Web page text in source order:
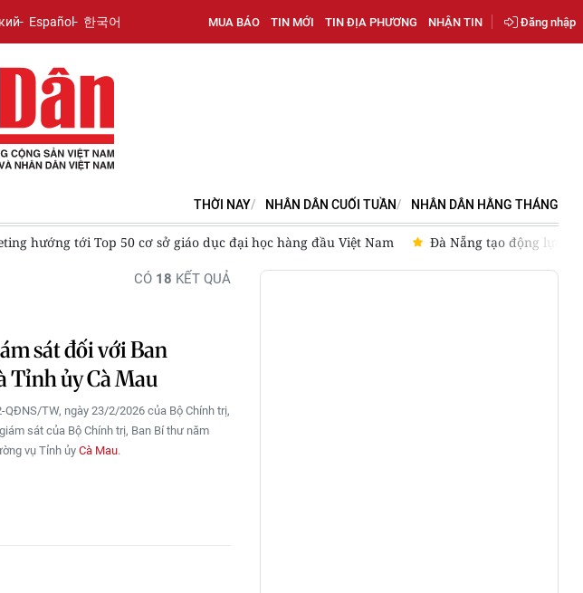
Español 한국어 MUA BÁO TIN MỚI TIN ĐỊA PHƯƠNG NHẬN TIN Đăng nhập
THỜI NAY NHÂN DÂN CUỐI TUẦN NHÂN DÂN HẰNG THÁNG
Đà Nẵng tạo động lực phát triển ngành dược liệu [Ảnh] Ngày hội câu lạc bộ
CÓ 18 KẾT QUẢ
sát đối với Ban
Tỉnh ủy Cà Mau
TW, ngày 23/2/2026 của Bộ Chính trị,
sát của Bộ Chính trị, Ban Bí thư năm
vụ Tỉnh ủy Cà Mau.